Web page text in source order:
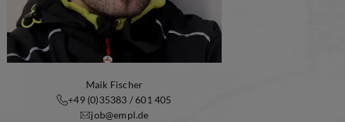
Maik Fischer
+49 (0)35383 / 601 405
job@empl.de